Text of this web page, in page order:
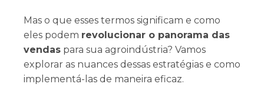
Mas o que esses termos significam e como
eles podem revolucionar o panorama das
vendas para sua agroindústria? Vamos
explorar as nuances dessas estratégias e como
implementá-las de maneira eficaz.